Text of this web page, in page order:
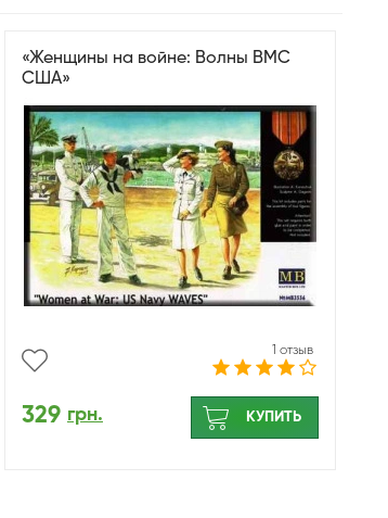
«Женщины на войне: Волны ВМС
США»
1 отзыв
329 грн. КУПИТЬ